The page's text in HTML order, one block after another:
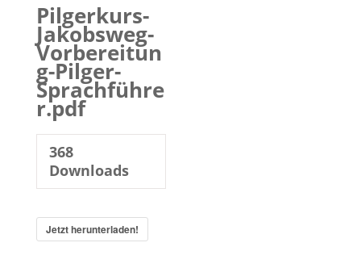
Pilgerkurs-
Jakobsweg-
Vorbereitun
g-Pilger-
Sprachführe
r.pdf
368
Downloads
Jetzt herunterladen!